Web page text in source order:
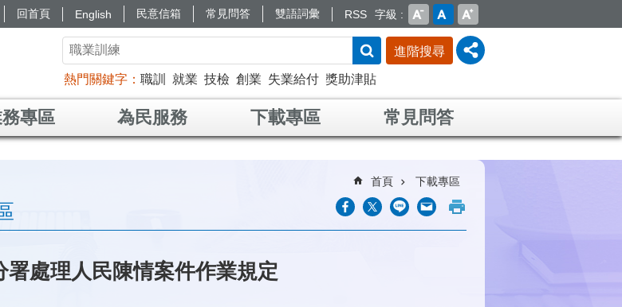
回首頁 English 民意信箱 常見問答 雙語詞彙 RSS 字級
進階搜尋
熱門關鍵字 職訓 就業 技檢 創業 失業給付 獎助津貼
專區 為民服務 下載專區 常見問答
首頁 下載專區
署處理人民陳情案件作業規定